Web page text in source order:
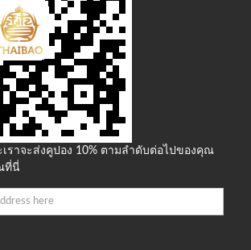
ราจะส่งคูปอง 10% ตามลำดับต่อไปของคุณ
ที่นี่